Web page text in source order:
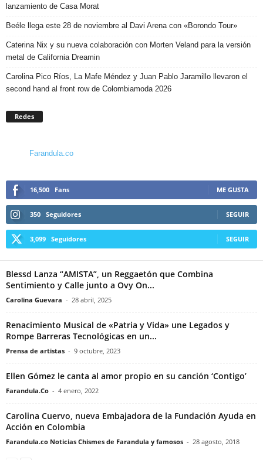
lanzamiento de Casa Morat
Beéle llega este 28 de noviembre al Davi Arena con «Borondo Tour»
Caterina Nix y su nueva colaboración con Morten Veland para la versión
metal de California Dreamin
Carolina Pico Ríos, La Mafe Méndez y Juan Pablo Jaramillo llevaron el
second hand al front row de Colombiamoda 2026
Redes
Farandula.co
16,500 Fans ME GUSTA
350 Seguidores SEGUIR
3,099 Seguidores SEGUIR
Blessd Lanza “AMISTA”, un Reggaetón que Combina
Sentimiento y Calle junto a Ovy On...
Carolina Guevara - 28 abril, 2025
Renacimiento Musical de «Patria y Vida» une Legados y
Rompe Barreras Tecnológicas en un...
Prensa de artistas - 9 octubre, 2023
Ellen Gómez le canta al amor propio en su canción ‘Contigo’
Farandula.Co - 4 enero, 2022
Carolina Cuervo, nueva Embajadora de la Fundación Ayuda en
Acción en Colombia
Farandula.co Noticias Chismes de Farandula y famosos - 28 agosto, 2018